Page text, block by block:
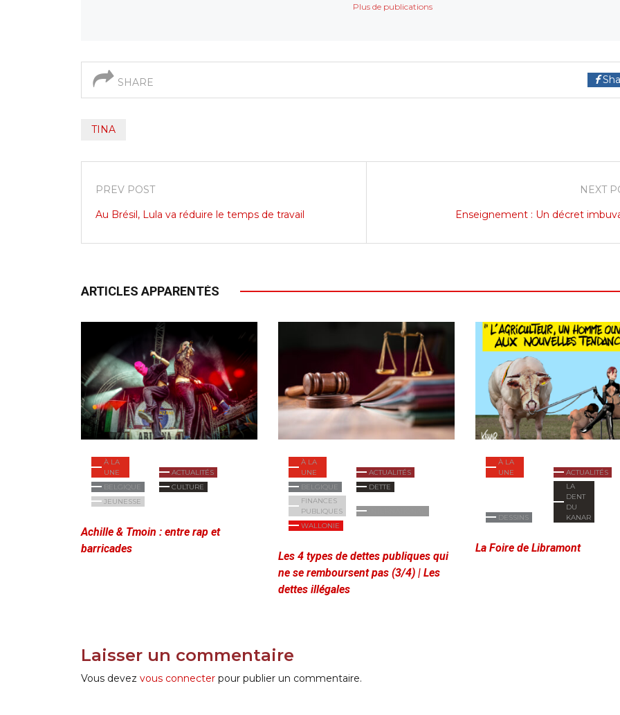
Plus de publications
SHARE
TINA
PREV POST
Au Brésil, Lula va réduire le temps de travail
NEXT
Enseignement : Un décret
ARTICLES APPARENTÉS
À LA
UNE
ACTUALITÉS
BELGIQUE
CULTURE
JEUNESSE
Achille & Tmoin : entre rap et
barricades
À LA
UNE
ACTUALITÉS
BELGIQUE
DETTE
FINANCES
PUBLIQUES
WALLONIE
Les 4 types de dettes publiques qui
ne se remboursent pas (3/4) | Les
dettes illégales
À LA
UNE
ACTUALITÉS
DESSINS
LA
DENT
DU
KANAR
La Foire de Libramont
Laisser un commentaire
Vous devez vous connecter pour publier un commentaire.